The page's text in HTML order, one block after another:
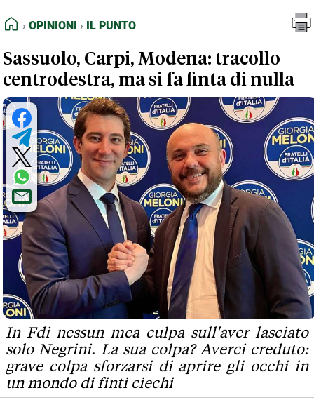
FEED RSS
NORMATIVE DEONTOLOGICHE
TERMINI e CONDIZIONI
HOME
OPINIONI IL PUNTO
Sassuolo, Carpi, Modena: tracollo
centrodestra, ma si fa finta di nulla
In Fdi nessun mea culpa sull'aver lasciato
solo Negrini. La sua colpa? Averci creduto:
grave colpa sforzarsi di aprire gli occhi in
un mondo di finti ciechi